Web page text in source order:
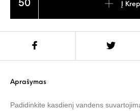
Į
Aprašymas
Padidinkite kasdienį vandens